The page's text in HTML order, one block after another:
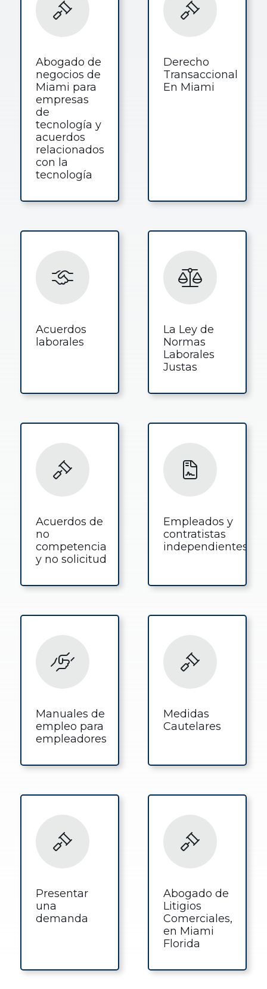
Abogado de
negocios de
Miami para
empresas
de
tecnología y
acuerdos
relacionados
con la
tecnología
Derecho
Transaccional
En Miami
Acuerdos
laborales
La Ley de
Normas
Laborales
Justas
Acuerdos de
no
competencia
y no solicitud
Empleados y
contratistas
independientes
Manuales de
empleo para
empleadores
Medidas
Cautelares
Presentar
una
demanda
Abogado de
Litigios
Comerciales,
en Miami
Florida